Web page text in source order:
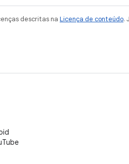
descritas na Licença de conteúdo.